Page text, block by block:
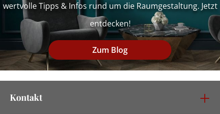
wertvolle Tipps & Infos rund um die Raumgestaltung. Jetzt
entdecken!
Zum Blog
Kontakt